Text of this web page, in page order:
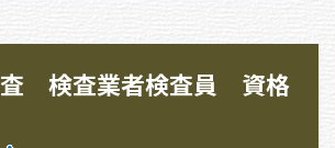
査 検査業者検査員 資格